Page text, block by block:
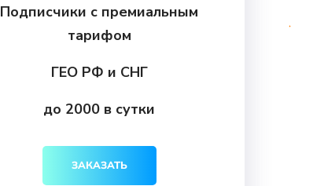
Подписчики с премиальным
тарифом
ГЕО РФ и СНГ
до 2000 в сутки
ЗАКАЗАТЬ